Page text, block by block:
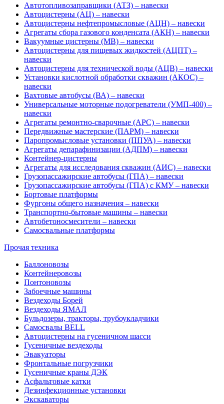
Автотопливозаправщики (АТЗ) – навески
Автоцистерны (АЦ) – навески
Автоцистерны нефтепромысловые (АЦН) – навески
Агрегаты сбора газового конденсата (АКН) – навески
Вакуумные цистерны (МВ) – навески
Автоцистерны для пищевых жидкостей (АЦПТ) –
навески
Автоцистерны для технической воды (АЦВ) – навески
Установки кислотной обработки скважин (АКОС) –
навески
Вахтовые автобусы (ВА) – навески
Универсальные моторные подогреватели (УМП-400) –
навески
Агрегаты ремонтно-сварочные (АРС) – навески
Передвижные мастерские (ПАРМ) – навески
Паропромысловые установки (ППУА) – навески
Агрегаты депарафинизации (АДПМ) – навески
Контейнер-цистерны
Агрегаты для исследования скважин (АИС) – навески
Грузопассажирские автобусы (ГПА) – навески
Грузопассажирские автобусы (ГПА) с КМУ – навески
Бортовые платформы
Фургоны общего назначения – навески
Транспортно-бытовые машины – навески
Автобетоносмесители – навески
Самосвальные платформы
Прочая техника
Баллоновозы
Контейнеровозы
Понтоновозы
Забоечные машины
Вездеходы Борей
Вездеходы ЯМАЛ
Бульдозеры, тракторы, трубоукладчики
Самосвалы BELL
Автоцистерны на гусеничном шасси
Гусеничные вездеходы
Эвакуаторы
Фронтальные погрузчики
Гусеничные краны ДЭК
Асфальтовые катки
Дезинфекционные установки
Экскаваторы